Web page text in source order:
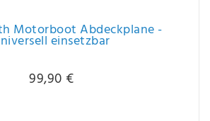
Motorboot Abdeckplane -
einsetzbar
99,90 €